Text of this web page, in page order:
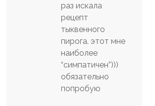
раз искала
рецепт
тыквенного
пирога. этот мне
наиболее
“симпатичен”)))
обязательно
попробую